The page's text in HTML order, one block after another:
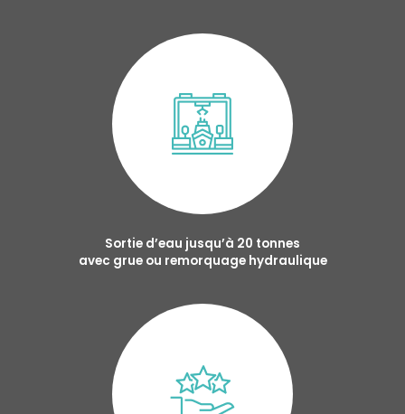
Sortie d’eau jusqu’à 20 tonnes
avec grue ou remorquage hydraulique